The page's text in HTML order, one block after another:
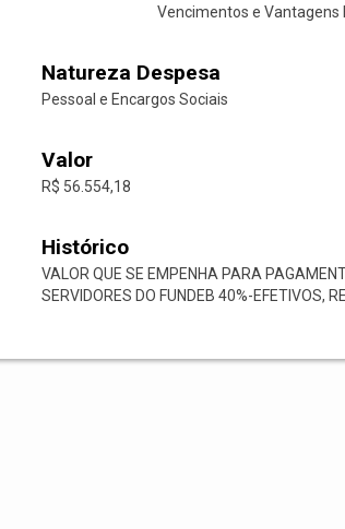
Vencimentos e Vantagens
Natureza Despesa
Pessoal e Encargos Sociais
Valor
R$ 56.554,18
Histórico
VALOR QUE SE EMPENHA PARA
SERVIDORES DO FUNDEB 40%-EFETIVOS,